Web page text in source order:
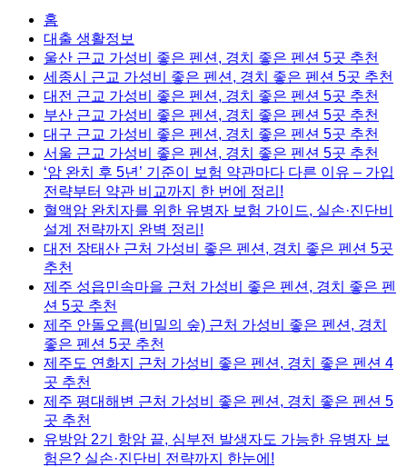
홈
대출 생활정보
울산 근교 가성비 좋은 펜션, 경치 좋은 펜션 5곳 추천
세종시 근교 가성비 좋은 펜션, 경치 좋은 펜션 5곳 추천
대전 근교 가성비 좋은 펜션, 경치 좋은 펜션 5곳 추천
부산 근교 가성비 좋은 펜션, 경치 좋은 펜션 5곳 추천
대구 근교 가성비 좋은 펜션, 경치 좋은 펜션 5곳 추천
서울 근교 가성비 좋은 펜션, 경치 좋은 펜션 5곳 추천
‘암 완치 후 5년’ 기준이 보험 약관마다 다른 이유 – 가입
전략부터 약관 비교까지 한 번에 정리!
혈액암 완치자를 위한 유병자 보험 가이드, 실손·진단비
설계 전략까지 완벽 정리!
대전 장태산 근처 가성비 좋은 펜션, 경치 좋은 펜션 5곳
추천
제주 성읍민속마을 근처 가성비 좋은 펜션, 경치 좋은 펜
션 5곳 추천
제주 안돌오름(비밀의 숲) 근처 가성비 좋은 펜션, 경치
좋은 펜션 5곳 추천
제주도 연화지 근처 가성비 좋은 펜션, 경치 좋은 펜션 4
곳 추천
제주 평대해변 근처 가성비 좋은 펜션, 경치 좋은 펜션 5
곳 추천
유방암 2기 항암 끝, 심부전 발생자도 가능한 유병자 보
험은? 실손·진단비 전략까지 한눈에!